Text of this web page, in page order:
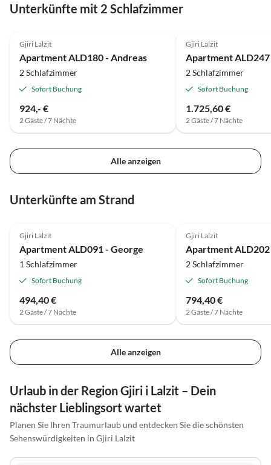
Unterkünfte mit 2 Schlafzimmer
Gjiri Lalzit
Apartment ALD180 - Andreas
2 Schlafzimmer
Sofort Buchung
924,- €
2 Gäste / 7 Nächte
Gjiri Lalzit
Apartment
2 Schlafzimmer
Sofort Buchung
1.725,60 €
2 Gäste / 7 Nächte
Alle anzeigen
Unterkünfte am Strand
Gjiri Lalzit
Apartment ALD091 - George
1 Schlafzimmer
Sofort Buchung
494,40 €
2 Gäste / 7 Nächte
Gjiri Lalzit
Apartment ALD202
2 Schlafzimmer
Sofort Buchung
794,40 €
2 Gäste / 7 Nächte
Alle anzeigen
Urlaub in der Region Gjiri i Lalzit – Dein
nächster Lieblingsort wartet
Planen Sie Ihren Traumurlaub und entdecken Sie die schönsten
Sehenswürdigkeiten in Gjiri Lalzit